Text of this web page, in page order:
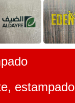
estampado